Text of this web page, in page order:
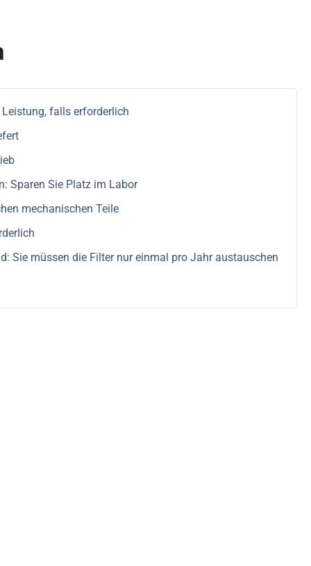
falls erforderlich
Sparen Sie Platz im Labor
mechanischen Teile
Sie müssen die Filter nur einmal pro Jahr austauschen